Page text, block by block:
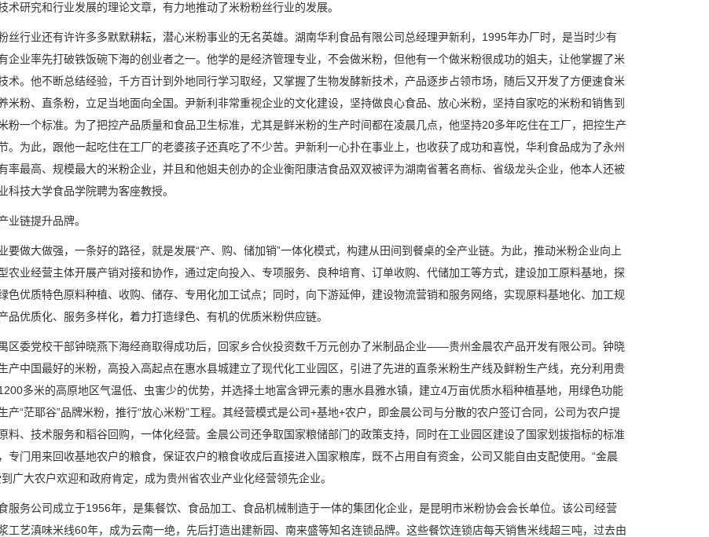
术研究和行业发展的理论文章，有力地推动了米粉粉丝行业的发展。
丝行业还有许许多多默默耕耘，潜心米粉事业的无名英雄。湖南华利食品有限公司总经理尹新利，1995年办厂时，是当时少有
企业率先打破铁饭碗下海的创业者之一。他学的是经济管理专业，不会做米粉，但他有一个做米粉很成功的姐夫，让他掌握了米
术。他不断总结经验，千方百计到外地同行学习取经，又掌握了生物发酵新技术，产品逐步占领市场，随后又开发了方便速食米
米粉、直条粉，立足当地面向全国。尹新利非常重视企业的文化建设，坚持做良心食品、放心米粉，坚持自家吃的米粉和销售到
粉一个标准。为了把控产品质量和食品卫生标准，尤其是鲜米粉的生产时间都在凌晨几点，他坚持20多年吃住在工厂，把控生产
。为此，跟他一起吃住在工厂的老婆孩子还真吃了不少苦。尹新利一心扑在事业上，也收获了成功和喜悦，华利食品成为了永州
率最高、规模最大的米粉企业，并且和他姐夫创办的企业衡阳康洁食品双双被评为湖南省著名商标、省级龙头企业，他本人还被
科技大学食品学院聘为客座教授。
业链提升品牌。
要做大做强，一条好的路径，就是发展“产、购、储加销”一体化模式，构建从田间到餐桌的全产业链。为此，推动米粉企业向上
农业经营主体开展产销对接和协作，通过定向投入、专项服务、良种培育、订单收购、代储加工等方式，建设加工原料基地，探
色优质特色原料种植、收购、储存、专用化加工试点；同时，向下游延伸，建设物流营销和服务网络，实现原料基地化、加工规
品优质化、服务多样化，着力打造绿色、有机的优质米粉供应链。
区委党校干部钟晓燕下海经商取得成功后，回家乡合伙投资数千万元创办了米制品企业——贵州金晨农产品开发有限公司。钟晓
产中国最好的米粉，高投入高起点在惠水县城建立了现代化工业园区，引进了先进的直条米粉生产线及鲜粉生产线，充分利用贵
多米的高原地区气温低、虫害少的优势，并选择土地富含钾元素的惠水县雅水镇，建立4万亩优质水稻种植基地，用绿色功能
产“茫耶谷”品牌米粉，推行“放心米粉”工程。其经营模式是公司+基地+农户，即金晨公司与分散的农户签订合同，公司为农户提
料、技术服务和稻谷回购，一体化经营。金晨公司还争取国家粮储部门的政策支持，同时在工业园区建设了国家划拔指标的标准
专门用来回收基地农户的粮食，保证农户的粮食收成后直接进入国家粮库，既不占用自有资金，公司又能自由支配使用。“金晨
到广大农户欢迎和政府肯定，成为贵州省农业产业化经营领先企业。
服务公司成立于1956年，是集餐饮、食品加工、食品机械制造于一体的集团化企业，是昆明市米粉协会会长单位。该公司经营
工艺滇味米线60年，成为云南一绝，先后打造出建新园、南来盛等知名连锁品牌。这些餐饮连锁店每天销售米线超三吨，过去由